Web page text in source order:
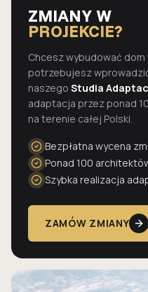
ZMIANY W
PROJEKCIE?
Chcesz wybudować
potrzebujesz
naszego Studia
adaptacja przez ponad
na terenie całej Polski.
Bezpłatna wycena
Ponad 100
Szybka realizacja
ZAMÓW ZMIANY